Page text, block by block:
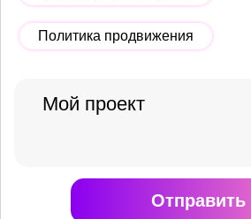
Политика продвижения
Отправить